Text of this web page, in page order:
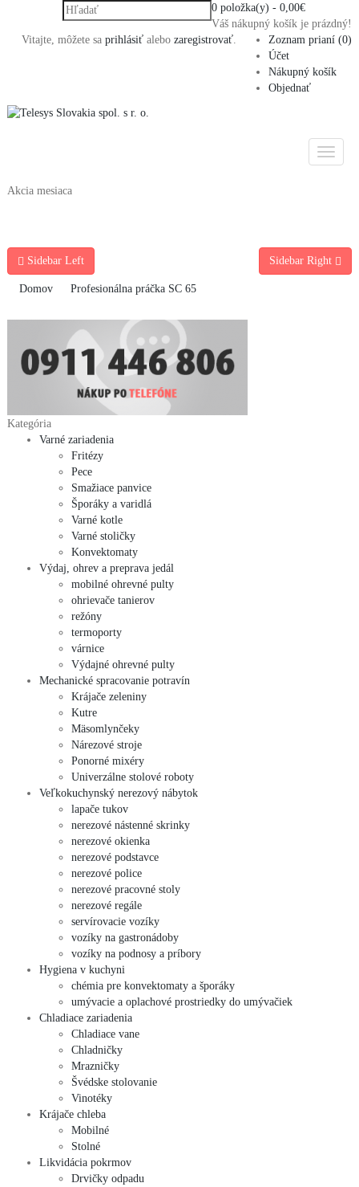
0 položka(y) - 0,00€
Váš nákupný košík je prázdný!
Zoznam prianí (0)
Účet
Nákupný košík
Objednať
Vitajte, môžete sa prihlásiť alebo zaregistrovať.
Akcia mesiaca
Sidebar Left Sidebar Right
Domov Profesionálna práčka SC 65
Kategória
Varné zariadenia
Fritézy
Pece
Smažiace panvice
Šporáky a varidlá
Varné kotle
Varné stoličky
Konvektomaty
Výdaj, ohrev a preprava jedál
mobilné ohrevné pulty
ohrievače tanierov
režóny
termoporty
várnice
Výdajné ohrevné pulty
Mechanické spracovanie potravín
Krájače zeleniny
Kutre
Mäsomlynčeky
Nárezové stroje
Ponorné mixéry
Univerzálne stolové roboty
Veľkokuchynský nerezový nábytok
lapače tukov
nerezové nástenné skrinky
nerezové okienka
nerezové podstavce
nerezové police
nerezové pracovné stoly
nerezové regále
servírovacie vozíky
vozíky na gastronádoby
vozíky na podnosy a príbory
Hygiena v kuchyni
chémia pre konvektomaty a šporáky
umývacie a oplachové prostriedky do umývačiek
Chladiace zariadenia
Chladiace vane
Chladničky
Mrazničky
Švédske stolovanie
Vinotéky
Krájače chleba
Mobilné
Stolné
Likvidácia pokrmov
Drvičky odpadu